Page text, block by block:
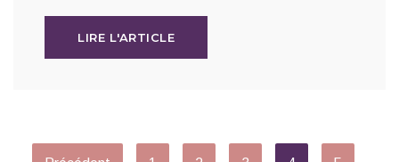
LIRE L'ARTICLE